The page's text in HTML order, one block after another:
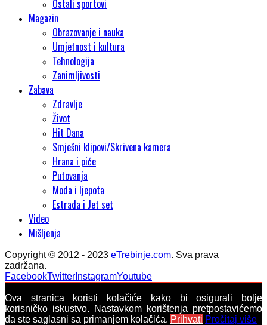
Ostali sportovi
Magazin
Obrazovanje i nauka
Umjetnost i kultura
Tehnologija
Zanimljivosti
Zabava
Zdravlje
Život
Hit Dana
Smješni klipovi/Skrivena kamera
Hrana i piće
Putovanja
Moda i ljepota
Estrada i Jet set
Video
Mišljenja
Copyright © 2012 - 2023 eTrebinje.com. Sva prava
zadržana.
FacebookTwitter InstagramYoutube
Ova stranica koristi kolačiće kako bi osigurali bolje
korisničko iskustvo. Nastavkom korištenja pretpostavićemo
da ste saglasni sa primanjem kolačića. Prihvati Pročitaj više